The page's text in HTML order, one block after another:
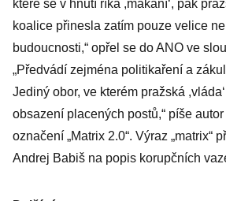
které se v hnutí říká ,makání‘, pak
koalice přinesla zatím pouze velice
budoucnosti,“ opřel se do ANO ve
„Předvádí zejména politikaření a
Jediný obor, ve kterém pražská
obsazení placených postů,“ píše
označení „Matrix 2.0“. Výraz „matrix“
Andrej Babiš na popis korupčních